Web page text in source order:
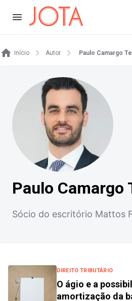
Início Autor Paulo Camargo
Paulo Camargo
Sócio do escritório Mattos
DIREITO TRIBUTÁRIO
O ágio e a
amortização da